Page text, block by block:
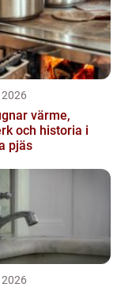
värme,
och historia i
pjäs